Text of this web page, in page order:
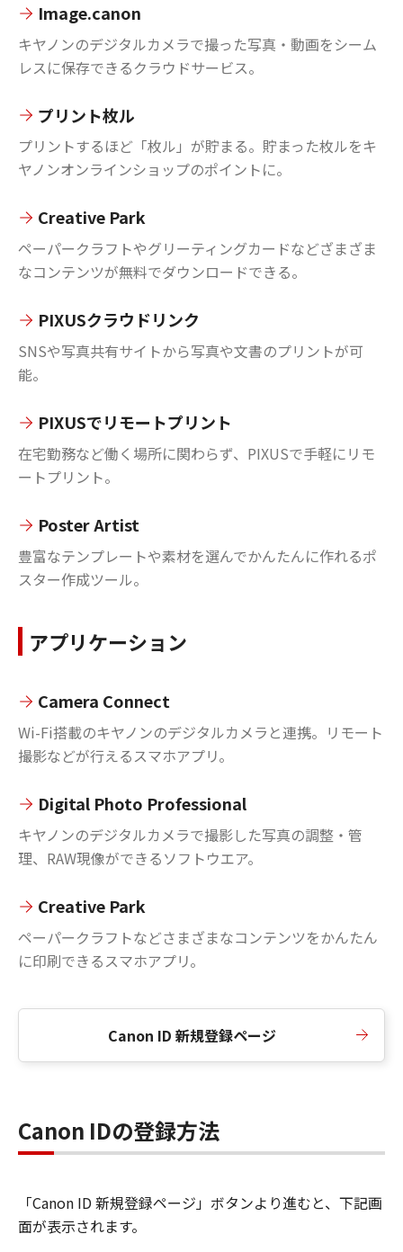
Image.canon
キヤノンのデジタルカメラで撮った写真・動画をシーム
レスに保存できるクラウドサービス。
プリント枚ル
プリントするほど「枚ル」が貯まる。貯まった枚ルをキ
ヤノンオンラインショップのポイントに。
Creative Park
ペーパークラフトやグリーティングカードなどざまざま
なコンテンツが無料でダウンロードできる。
PIXUSクラウドリンク
SNSや写真共有サイトから写真や文書のプリントが可
能。
PIXUSでリモートプリント
在宅勤務など働く場所に関わらず、PIXUSで手軽にリモ
ートプリント。
Poster Artist
豊富なテンプレートや素材を選んでかんたんに作れるポ
スター作成ツール。
アプリケーション
Camera Connect
Wi-Fi搭載のキヤノンのデジタルカメラと連携。リモート
撮影などが行えるスマホアプリ。
Digital Photo Professional
キヤノンのデジタルカメラで撮影した写真の調整・管
理、RAW現像ができるソフトウエア。
Creative Park
ペーパークラフトなどさまざまなコンテンツをかんたん
に印刷できるスマホアプリ。
Canon ID 新規登録ページ
Canon IDの登録方法
「Canon ID 新規登録ページ」ボタンより進むと、下記画
面が表示されます。